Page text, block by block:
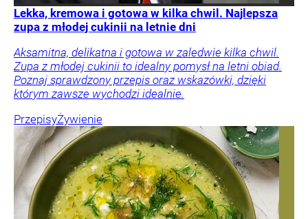
Lekka, kremowa i gotowa w kilka chwil. Najlepsza
zupa z młodej cukinii na letnie dni
Aksamitna, delikatna i gotowa w zaledwie kilka chwil.
Zupa z młodej cukinii to idealny pomysł na letni obiad.
Poznaj sprawdzony przepis oraz wskazówki, dzięki
którym zawsze wychodzi idealnie.
PrzepisyŻywienie